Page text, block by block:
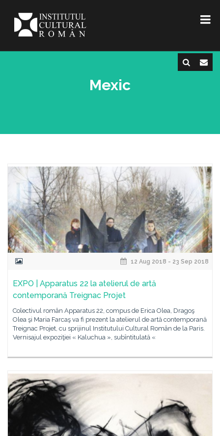
Mexic
12 Aug 2018 - 23 Sep 2018
EXPO | Apparatus 22 la atelierul de artă
contemporană Treignac Projet
Colectivul român Apparatus 22, compus de Erica Olea, Dragoş
Olea şi Maria Farcaş va fi prezent la atelierul de artă contemporană
Treignac Projet, cu sprijinul Institutului Cultural Român de la Paris.
Vernisajul expoziţiei « Kaluchua », subîntitulată «